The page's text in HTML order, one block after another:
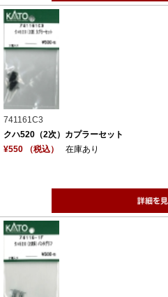
741161C3
クハ520（2次）カプラーセット
¥550 （税込）
在庫あり